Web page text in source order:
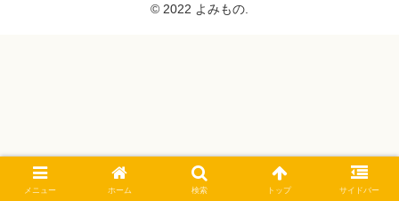
© 2022 よみもの.
メニュー ホーム 検索 トップ サイドバー